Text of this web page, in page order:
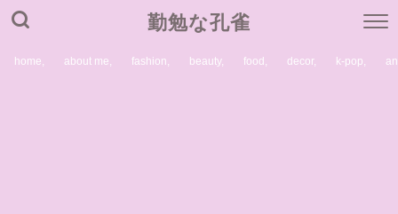
勤勉な孔雀
home, about me, fashion, beauty, food, decor, k-pop,